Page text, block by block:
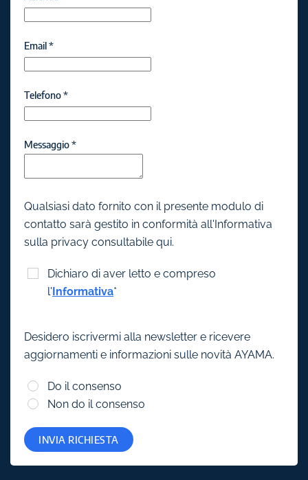
Email*
Telefono*
Messaggio*
Qualsiasi dato fornito con il presente modulo di
contatto sarà gestito in conformità all'Informativa
sulla privacy consultabile qui.
Dichiaro di aver letto e compreso
l'Informativa*
Desidero iscrivermi alla newsletter e ricevere
aggiornamenti e informazioni sulle novità AYAMA.
Do il consenso
Non do il consenso
INVIA RICHIESTA